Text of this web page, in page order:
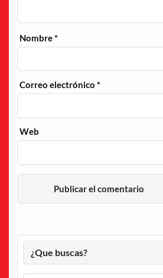
Nombre*
Correo electrónico*
Web
¿Que buscas?